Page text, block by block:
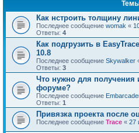
Как нстроить толщину
Последнее сообщение womak «
Ответы: 4
Как подгрузить в
10.8
Последнее сообщение Skywalker
Ответы: 3
Что нужно для получения
форуме?
Последнее сообщение
Ответы: 1
Привязка проекта после
Последнее сообщение Trace « 27